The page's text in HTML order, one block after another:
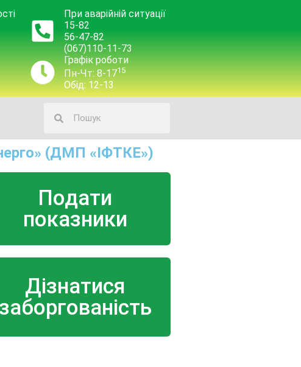
При аварійній ситуації
15-82
56-47-82
(067)110-11-73
Графік роботи
Пн-Чт: 8-1715
Обід: 12-13
(ДМП «ІФТКЕ»)
Подати
показники
Дізнатися
заборгованість